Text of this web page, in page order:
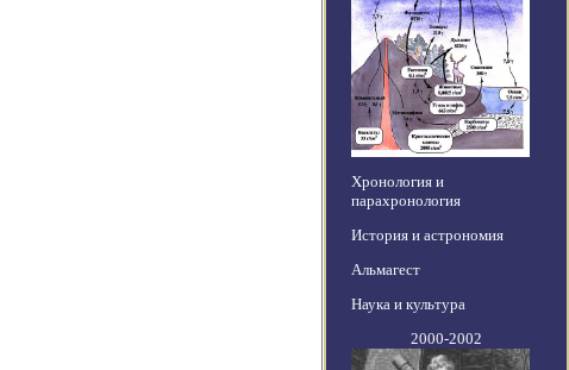
Хронология и
парахронология
История и астрономия
Альмагест
Наука и культура
2000-2002